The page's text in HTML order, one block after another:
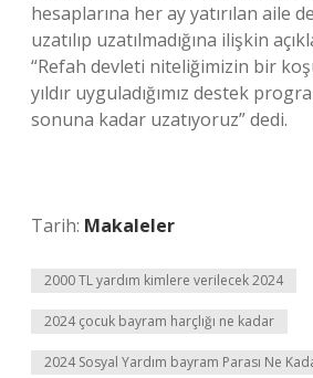
hesaplarına her ay yatırılan aile
uzatılıp uzatılmadığına ilişkin
“Refah devleti niteliğimizin bir
yıldır uyguladığımız destek
sonuna kadar uzatıyoruz” dedi.
Tarih: Makaleler
2000 TL yardım kimlere verilecek 2024
2024 çocuk bayram harçlığı ne kadar
2024 Sosyal Yardım bayram Parası Ne